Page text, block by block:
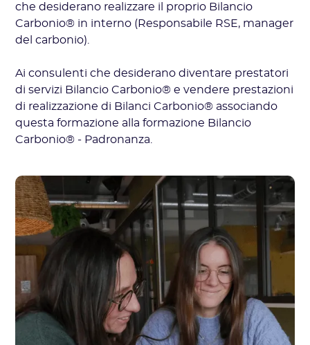
che desiderano realizzare il proprio Bilancio
Carbonio® in interno (Responsabile RSE, manager
del carbonio).
Ai consulenti che desiderano diventare prestatori
di servizi Bilancio Carbonio® e vendere prestazioni
di realizzazione di Bilanci Carbonio® associando
questa formazione alla formazione Bilancio
Carbonio® - Padronanza.